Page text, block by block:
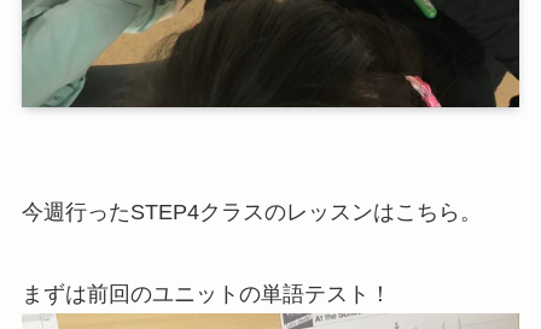
今週行ったSTEP4クラスのレッスンはこちら。
まずは前回のユニットの単語テスト！